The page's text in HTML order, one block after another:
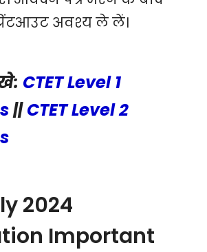
अवश्य ले लें।
CTET Level 1
||CTET Level 2
2024
Important